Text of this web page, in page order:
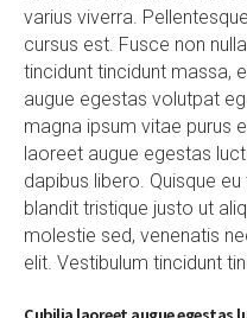
varius viverra.
cursus est. Fusce non
tincidunt tincidunt massa,
augue egestas volutpat
magna ipsum vitae purus
laoreet augue egestas
dapibus libero. Quisque
blandit tristique justo ut
molestie sed, venenatis
elit. Vestibulum tincidunt